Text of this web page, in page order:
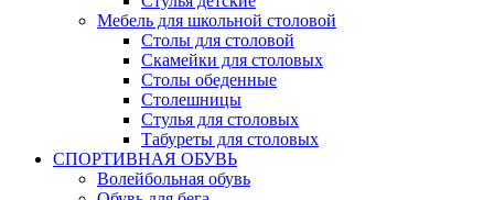
Мебель для школьной столовой
Столы для столовой
Скамейки для столовых
Столы обеденные
Столешницы
Стулья для столовых
Табуреты для столовых
СПОРТИВНАЯ ОБУВЬ
Волейбольная обувь